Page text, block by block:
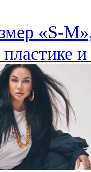
«S-
пластике